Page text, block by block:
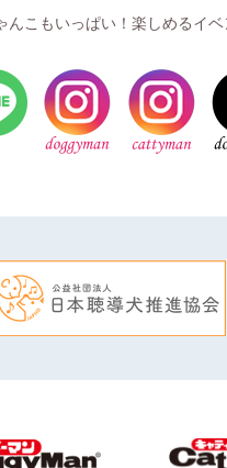
んこもいっぱい！楽しめるイ